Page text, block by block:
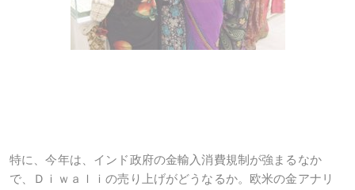
特に、今年は、インド政府の金輸入消費規制が強まるなか
で、Ｄｉｗａｌｉの売り上げがどうなるか。欧米の金アナリ